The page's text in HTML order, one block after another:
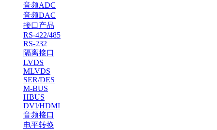
音频ADC
音频DAC
接口产品
RS-422/485
RS-232
隔离接口
LVDS
MLVDS
SER/DES
M-BUS
HBUS
DVI/HDMI
音频接口
电平转换